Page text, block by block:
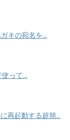
キの宛名を...
って...
再起動する超簡...